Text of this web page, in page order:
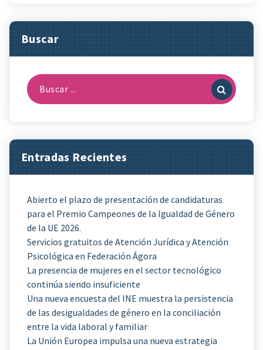
Buscar
Buscar:
Entradas Recientes
Abierto el plazo de presentación de candidaturas
para el Premio Campeones de la Igualdad de Género
de la UE 2026.
Servicios gratuitos de Atención Jurídica y Atención
Psicológica en Federación Ágora
La presencia de mujeres en el sector tecnológico
continúa siendo insuficiente
Una nueva encuesta del INE muestra la persistencia
de las desigualdades de género en la conciliación
entre la vida laboral y familiar
La Unión Europea impulsa una nueva estrategia